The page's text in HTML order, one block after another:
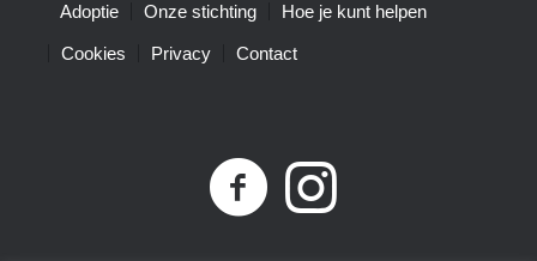
Adoptie Onze stichting Hoe je kunt helpen
Cookies Privacy Contact